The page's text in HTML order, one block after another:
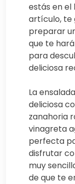
estás en el
artículo, te
preparar
que te
para
deliciosa
La
deliciosa
zanahoria
vinagreta
perfecta
disfrutar
muy
de que te